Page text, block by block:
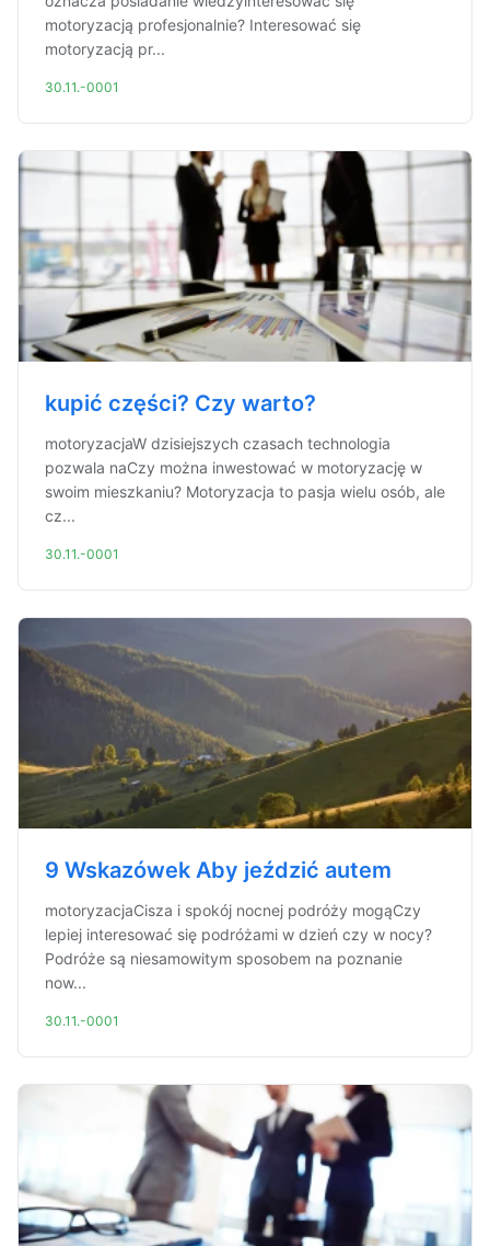
motoryzacją profesjonalnie? Interesować się
motoryzacją pr...
30.11.-0001
kupić części? Czy warto?
motoryzacjaW dzisiejszych czasach technologia
pozwala naCzy można inwestować w motoryzację w
swoim mieszkaniu? Motoryzacja to pasja wielu osób, ale
cz...
30.11.-0001
9 Wskazówek Aby jeździć autem
motoryzacjaCisza i spokój nocnej podróży mogąCzy
lepiej interesować się podróżami w dzień czy w nocy?
Podróże są niesamowitym sposobem na poznanie
now...
30.11.-0001